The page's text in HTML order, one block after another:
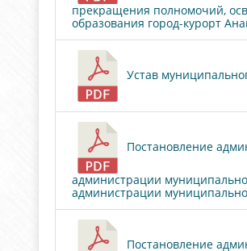
прекращения полномочий,
образования город-курорт
Устав
Постановление
администрации
администрации
Постановление